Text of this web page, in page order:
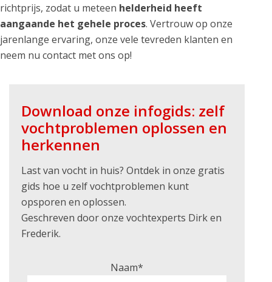
richtprijs, zodat u meteen helderheid heeft
aangaande het gehele proces. Vertrouw op onze
jarenlange ervaring, onze vele tevreden klanten en
neem nu contact met ons op!
Download onze infogids: zelf
vochtproblemen oplossen en
herkennen
Last van vocht in huis? Ontdek in onze gratis
gids hoe u zelf vochtproblemen kunt
opsporen en oplossen.
Geschreven door onze vochtexperts Dirk en
Frederik.
Naam*